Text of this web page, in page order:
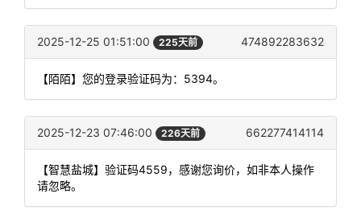
2025-12-25 01:51:00 225天前 474892283632
【陌陌】您的登录验证码为：5394。
2025-12-23 07:46:00 226天前 662277414114
【智慧盐城】验证码4559，感谢您询价，如非本人操作
请忽略。